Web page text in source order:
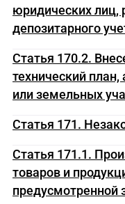
юридических лиц,
депозитарного
Статья 170.2.
технический
или земельных
Статья 171.
Статья 171.1.
товаров и
предусмотренной